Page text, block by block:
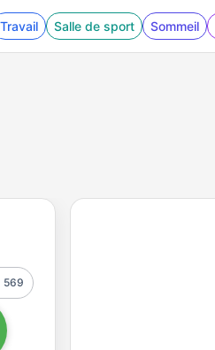
Travail Salle de sport Sommeil
569